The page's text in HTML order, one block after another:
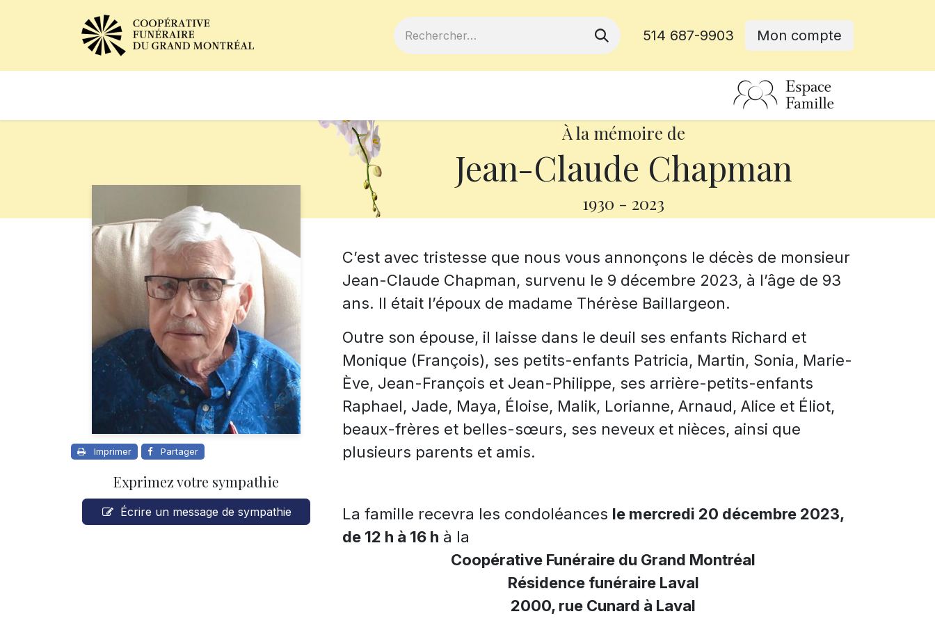
514 687-9903 Mon compte
À la mémoire de
Jean-Claude Chapman
1930 - 2023
Imprimer Partager
Exprimez votre sympathie
Écrire un message de sympathie
C’est avec tristesse que nous vous annonçons le décès de monsieur
Jean-Claude Chapman, survenu le 9 décembre 2023, à l’âge de 93
ans. Il était l’époux de madame Thérèse Baillargeon.
Outre son épouse, il laisse dans le deuil ses enfants Richard et
Monique (François), ses petits-enfants Patricia, Martin, Sonia, Marie-
Ève, Jean-François et Jean-Philippe, ses arrière-petits-enfants
Raphael, Jade, Maya, Éloise, Malik, Lorianne, Arnaud, Alice et Éliot,
beaux-frères et belles-sœurs, ses neveux et nièces, ainsi que
plusieurs parents et amis.
La famille recevra les condoléances le mercredi 20 décembre 2023,
de 12 h à 16 h à la
Coopérative Funéraire du Grand Montréal
Résidence funéraire Laval
2000, rue Cunard à Laval